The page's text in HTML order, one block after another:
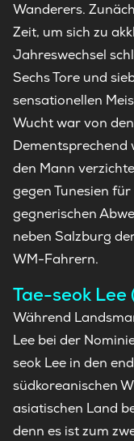
Wanderers.
Zeit, um sich zu
Jahreswechsel
Sechs Tore und
sensationellen
Wucht war von
Dementsprechend
den Mann
gegen Tunesien
gegnerischen
neben Salzburg
WM-Fahrern.
Tae-seok
Während
Lee bei der
seok Lee in den
südkoreanischen
asiatischen Land
denn es ist zum